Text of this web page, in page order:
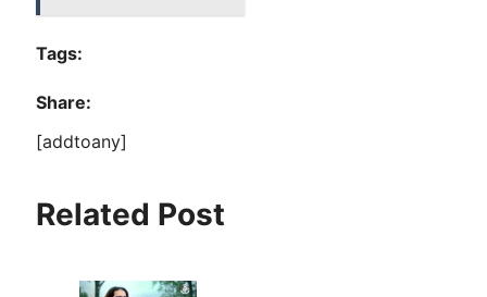
Tags:
Share:
[addtoany]
Related Post